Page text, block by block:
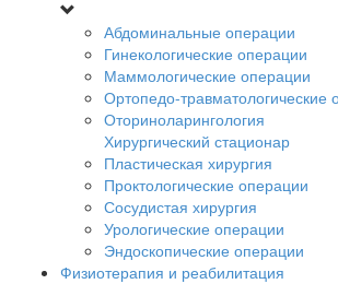
Абдоминальные операции
Гинекологические операции
Маммологические операции
Ортопедо-травматологические
Оториноларингология
Хирургический стационар
Пластическая хирургия
Проктологические операции
Сосудистая хирургия
Урологические операции
Эндоскопические операции
Физиотерапия и реабилитация